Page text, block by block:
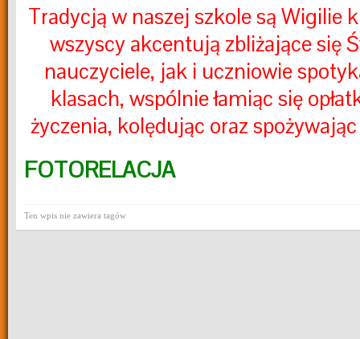
Tradycją w naszej szkole są Wigilie
wszyscy akcentują zbliżające się
nauczyciele, jak i uczniowie
klasach, wspólnie łamiąc się
życzenia, kolędując oraz
FOTORELACJA
Ten wpis nie zawiera tagów